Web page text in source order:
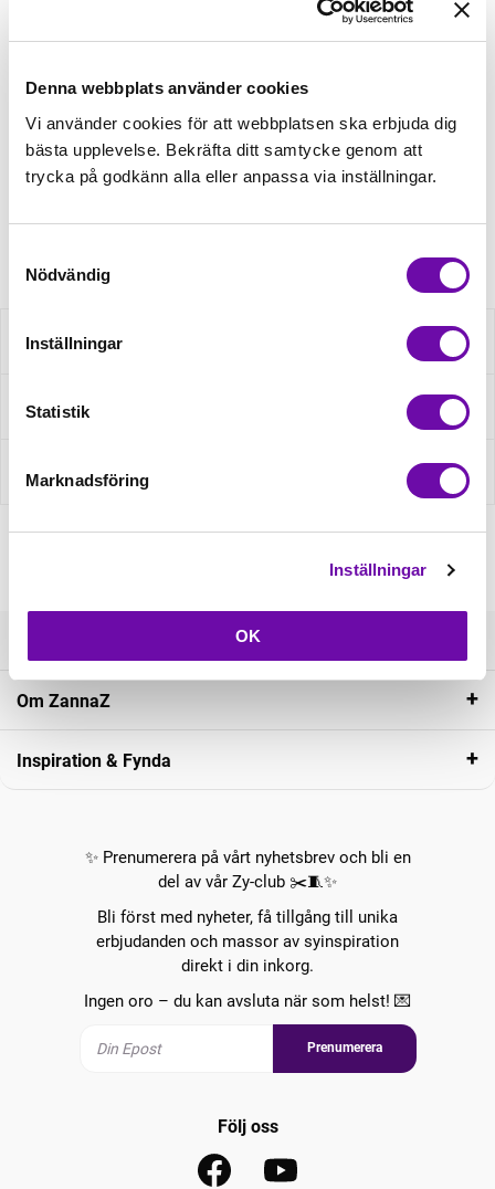
Denna webbplats använder cookies
Vi använder cookies för att webbplatsen ska erbjuda dig
bästa upplevelse. Bekräfta ditt samtycke genom att
trycka på godkänn alla eller anpassa via inställningar.
Nödvändig
Inställningar
Statistik
Marknadsföring
Inställningar
OK
Lägg till varukorgen
Finns i lager
Minsta beställning: 1 st
Beskrivning
Fråga om produkt
Recensioner
Om ZannaZ
Inspiration & Fynda
✨ Prenumerera på vårt nyhetsbrev och bli en
del av vår Zy-club ✂️🧵✨
Bli först med nyheter, få tillgång till unika
erbjudanden och massor av syinspiration
direkt i din inkorg.
Ingen oro – du kan avsluta när som helst! 💌
Prenumerera
Följ oss